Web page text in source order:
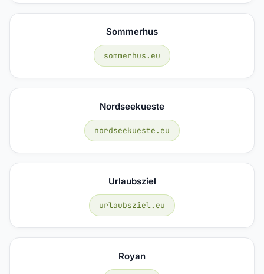
Sommerhus
sommerhus.eu
Nordseekueste
nordseekueste.eu
Urlaubsziel
urlaubsziel.eu
Royan